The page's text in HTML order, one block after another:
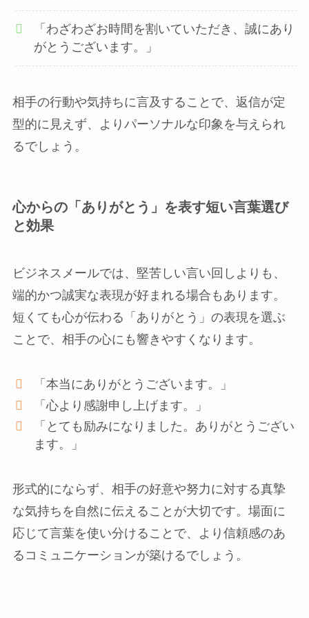
「わざわざお時間を割いていただき、誠にあり
がとうございます。」
相手の行動や気持ちに言及することで、返信が定
型的に見えず、よりパーソナルな印象を与えられ
るでしょう。
心からの「ありがとう」を表す短い言葉選び
と効果
ビジネスメールでは、堅苦しい言い回しよりも、
端的かつ誠実な表現が好まれる場合もあります。
短くても心が伝わる「ありがとう」の表現を選ぶ
ことで、相手の心にも響きやすくなります。
「本当にありがとうございます。」
「心より感謝申し上げます。」
「とても励みになりました。ありがとうござい
ます。」
形式的にならず、相手の好意や努力に対する真摯
な気持ちを自然に伝えることが大切です。場面に
応じて言葉を使い分けることで、より信頼感のあ
るコミュニケーションが築けるでしょう。